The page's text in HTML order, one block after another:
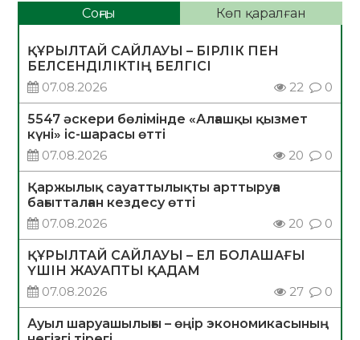
Соңғы Көп қаралған
ҚҰРЫЛТАЙ САЙЛАУЫ – БІРЛІК ПЕН
БЕЛСЕНДІЛІКТІҢ БЕЛГІСІ
07.08.2026
22 0
5547 әскери бөлімінде «Алғашқы қызмет
күні» іс-шарасы өтті
07.08.2026
20 0
Қаржылық сауаттылықты арттыруға
бағытталған кездесу өтті
07.08.2026
20 0
ҚҰРЫЛТАЙ САЙЛАУЫ – ЕЛ БОЛАШАҒЫ
ҮШІН ЖАУАПТЫ ҚАДАМ
07.08.2026
27 0
Ауыл шаруашылығы – өңір экономикасының